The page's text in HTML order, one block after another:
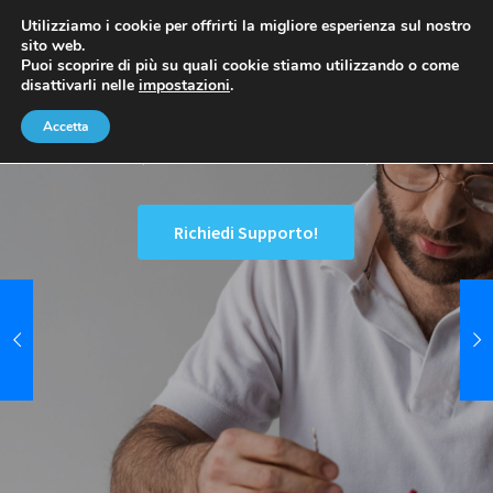
contenuto
Un Team Di Tecnici Esperti
Richiedi Supporto!
Utilizziamo i cookie per offrirti la migliore esperienza sul nostro
sito web.
Puoi scoprire di più su quali cookie stiamo utilizzando o come
disattivarli nelle impostazioni.
Accetta